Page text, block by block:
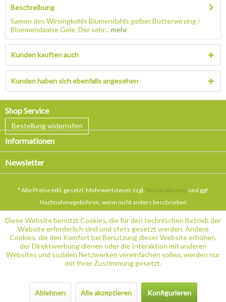
Beschreibung
Samen des Wirsingkohls Blumendahls gelber Butterwirsing /
Bloemendaalse Gele. Der sehr...mehr
Kunden kauften auch
Kunden haben sich ebenfalls angesehen
Shop Service
Bestellung widerrufen
Informationen
Newsletter
* Alle Preise inkl. gesetzl. Mehrwertsteuer zzgl. Versandkosten und ggf.
Nachnahmegebühren, wenn nicht anders beschrieben
Diese Website benutzt Cookies, die für den technischen Betrieb der
Website erforderlich sind und stets gesetzt werden. Andere
Cookies, die den Komfort bei Benutzung dieser Website erhöhen,
der Direktwerbung dienen oder die Interaktion mit anderen
Websites und sozialen Netzwerken vereinfachen sollen, werden nur
mit Ihrer Zustimmung gesetzt.
Ablehnen Alle akzeptieren Konfigurieren